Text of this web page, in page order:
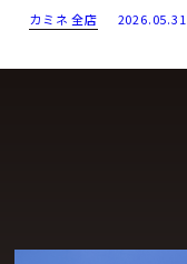
カミネ 全店 2026.05.31